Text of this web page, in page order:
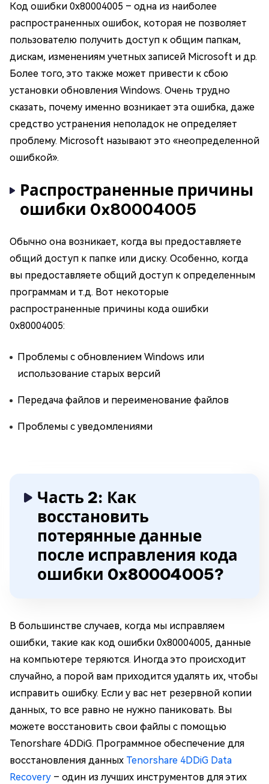
Код ошибки 0x80004005 – одна из наиболее
распространенных ошибок, которая не позволяет
пользователю получить доступ к общим папкам,
дискам, изменениям учетных записей Microsoft и др.
Более того, это также может привести к сбою
установки обновления Windows. Очень трудно
сказать, почему именно возникает эта ошибка, даже
средство устранения неполадок не определяет
проблему. Microsoft называют это «неопределенной
ошибкой».
Распространенные причины
ошибки 0x80004005
Обычно она возникает, когда вы предоставляете
общий доступ к папке или диску. Особенно, когда
вы предоставляете общий доступ к определенным
программам и т.д. Вот некоторые
распространенные причины кода ошибки
0x80004005:
Проблемы с обновлением Windows или
использование старых версий
Передача файлов и переименование файлов
Проблемы с уведомлениями
Часть 2: Как
восстановить
потерянные данные
после исправления кода
ошибки 0x80004005?
В большинстве случаев, когда мы исправляем
ошибки, такие как код ошибки 0x80004005, данные
на компьютере теряются. Иногда это происходит
случайно, а порой вам приходится удалять их, чтобы
исправить ошибку. Если у вас нет резервной копии
данных, то все равно не нужно паниковать. Вы
можете восстановить свои файлы с помощью
Tenorshare 4DDiG. Программное обеспечение для
восстановления данных Tenorshare 4DDiG Data
Recovery – один из лучших инструментов для этих